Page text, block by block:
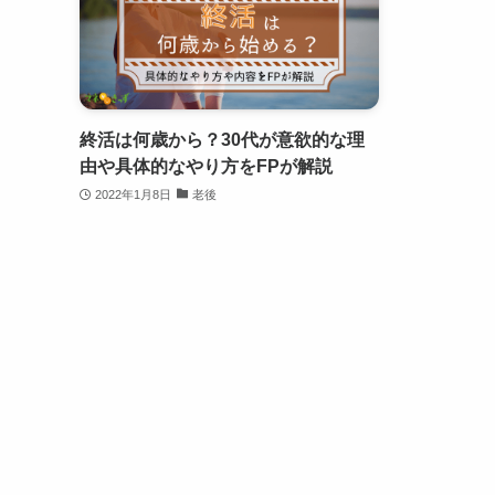
終活は何歳から？30代が意欲的な理
由や具体的なやり方をFPが解説
2022年1月8日 老後